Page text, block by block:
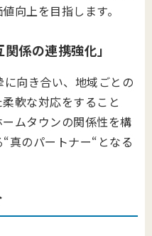
向上を目指します。
係の連携強化」
向き合い、地域ごとの
軟な対応をすること
ムタウンの関係性を構
真のパートナー“となる